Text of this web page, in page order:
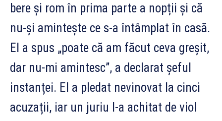
bere și rom în prima parte a nopții și că
nu-și amintește ce s-a întâmplat în casă.
El a spus „poate că am făcut ceva greșit,
dar nu-mi amintesc”, a declarat șeful
instanței. El a pledat nevinovat la cinci
acuzații, iar un juriu l-a achitat de viol